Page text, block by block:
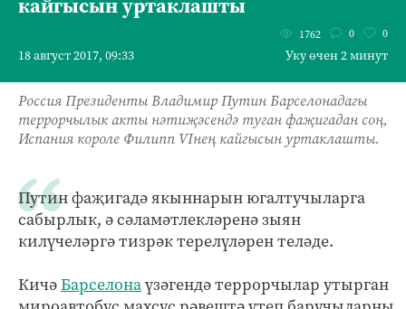
кайгысын уртаклашты
18 август 2017, 09:33
1762 0 0
Уку өчен 2 минут
Россия Президенты Владимир Путин Барселонадагы
террорчылык акты нәтиҗәсендә туган фаҗигадан соң,
Испания короле Филипп VIнең кайгысын уртаклашты.
Путин фаҗигадә якыннарын югалтучыларга
сабырлык, ә сәламәтлекләренә зыян
килүчеләргә тизрәк терелүләрен теләде.
КичәБарселонаүзәгендә террорчылар утырган